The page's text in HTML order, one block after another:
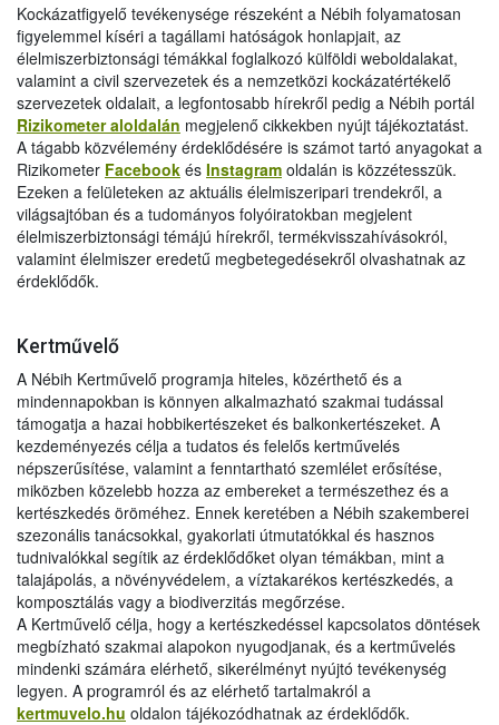
Kockázatfigyelő tevékenysége részeként a Nébih folyamatosan
figyelemmel kíséri a tagállami hatóságok honlapjait, az
élelmiszerbiztonsági témákkal foglalkozó külföldi weboldalakat,
valamint a civil szervezetek és a nemzetközi kockázatértékelő
szervezetek oldalait, a legfontosabb hírekről pedig a Nébih portál
Rizikometer aloldalán megjelenő cikkekben nyújt tájékoztatást.
A tágabb közvélemény érdeklődésére is számot tartó anyagokat a
Rizikometer Facebook és Instagram oldalán is közzétesszük.
Ezeken a felületeken az aktuális élelmiszeripari trendekről, a
világsajtóban és a tudományos folyóiratokban megjelent
élelmiszerbiztonsági témájú hírekről, termékvisszahívásokról,
valamint élelmiszer eredetű megbetegedésekről olvashatnak az
érdeklődők.
Kertművelő
A Nébih Kertművelő programja hiteles, közérthető és a
mindennapokban is könnyen alkalmazható szakmai tudással
támogatja a hazai hobbikertészeket és balkonkertészeket. A
kezdeményezés célja a tudatos és felelős kertművelés
népszerűsítése, valamint a fenntartható szemlélet erősítése,
miközben közelebb hozza az embereket a természethez és a
kertészkedés öröméhez. Ennek keretében a Nébih szakemberei
szezonális tanácsokkal, gyakorlati útmutatókkal és hasznos
tudnivalókkal segítik az érdeklődőket olyan témákban, mint a
talajápolás, a növényvédelem, a víztakarékos kertészkedés, a
komposztálás vagy a biodiverzitás megőrzése.
A Kertművelő célja, hogy a kertészkedéssel kapcsolatos döntések
megbízható szakmai alapokon nyugodjanak, és a kertművelés
mindenki számára elérhető, sikerélményt nyújtó tevékenység
legyen. A programról és az elérhető tartalmakról a
kertmuvelo.hu oldalon tájékozódhatnak az érdeklődők.